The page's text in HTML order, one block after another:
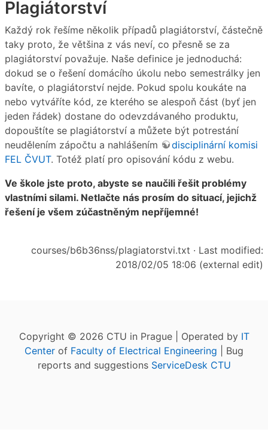
Plagiátorství
Každý rok řešíme několik případů plagiátorství, částečně
taky proto, že většina z vás neví, co přesně se za
plagiátorství považuje. Naše definice je jednoduchá:
dokud se o řešení domácího úkolu nebo semestrálky jen
bavíte, o plagiátorství nejde. Pokud spolu koukáte na
nebo vytváříte kód, ze kterého se alespoň část (byť jen
jeden řádek) dostane do odevzdávaného produktu,
dopouštíte se plagiátorství a můžete být potrestání
neudělením zápočtu a nahlášením
disciplinární komisi
FEL ČVUT. Totéž platí pro opisování kódu z webu.
Ve škole jste proto, abyste se naučili řešit problémy
vlastními silami. Netlačte nás prosím do situací, jejichž
řešení je všem zúčastněným nepříjemné!
courses/b6b36nss/plagiatorstvi.txt · Last modified:
2018/02/05 18:06 (external edit)
Copyright © 2026 CTU in Prague | Operated by IT
Center of Faculty of Electrical Engineering | Bug
reports and suggestions ServiceDesk CTU